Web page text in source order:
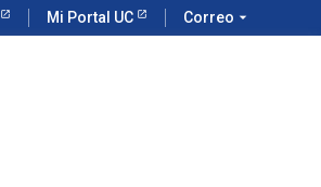
Mi Portal UC Correo arrow_drop_down